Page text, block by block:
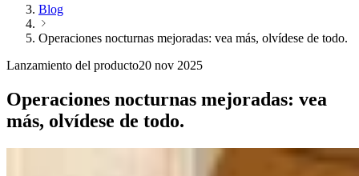
Blog
Operaciones nocturnas mejoradas: vea más, olvídese de todo.
Lanzamiento del producto20 nov 2025
Operaciones nocturnas mejoradas: vea
más, olvídese de todo.